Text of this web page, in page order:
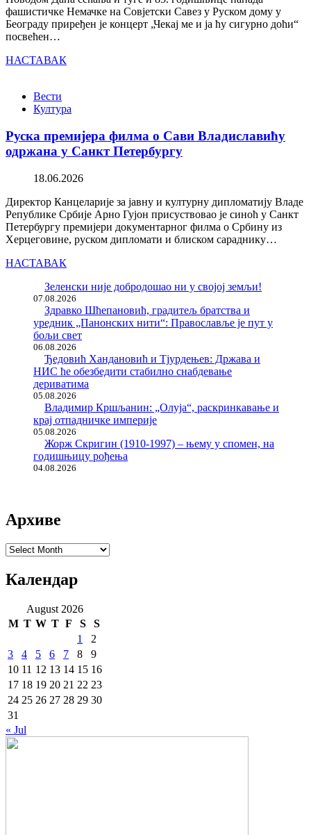
фашистичке Немачке на Совјетски Савез у Руском дому у
Београду приређен је концерт „Чекај ме и ја ћу сигурно доћи“
посвећен…
НАСТАВАК
Вести
Култура
Руска премијера филма о Сави Владиславићу
одржана у Санкт Петербургу
18.06.2026
Директор Канцеларије за јавну и културну дипломатију Владе
Републике Србије Арно Гујон присуствовао је синоћ у Санкт
Петербургу премијери документарног филма о Србину из
Херцеговине, руском дипломати и блиском сараднику…
НАСТАВАК
Зеленски није добродошао ни у својој земљи!
07.08.2026
Здравко Шћепановић, градитељ братства и
уредник „Панонских нити“: Православље је пут у
бољи свет
06.08.2026
Ђедовић Хандановић и Тјурдењев: Држава и
НИС ће обезбедити стабилно снабдевање
дериватима
05.08.2026
Владимир Кршљанин: „Олуја“, раскринкавање и
крај отпадничке империје
05.08.2026
Жорж Скригин (1910-1997) – њему у спомен, на
годишњицу рођења
04.08.2026
Архиве
Архиве
Календар
August 2026
M T W T F S
S
1
2
3
4 5 6 7 8
9
10 11 12 13 14 15 16
17 18 19 20 21 22 23
24 25 26 27 28 29 30
31
« Jul